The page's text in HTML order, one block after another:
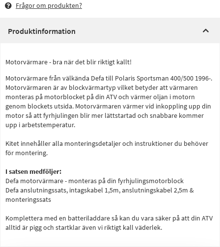
Frågor om produkten?
Produktinformation
Motorvärmare - bra när det blir riktigt kallt!
Motorvärmare från välkända Defa till Polaris Sportsman 400/500 1996-.
Motorvärmaren är av blockvärmartyp vilket betyder att värmaren
monteras på motorblocket på din ATV och värmer oljan i motorn
genom blockets utsida. Motorvärmaren värmer vid inkoppling upp din
motor så att fyrhjulingen blir mer lättstartad och snabbare kommer
upp i arbetstemperatur.
Kitet innehåller alla monteringsdetaljer och instruktioner du behöver
för montering.
I satsen medföljer:
Defa motorvärmare - monteras på din fyrhjulingsmotorblock
Defa anslutningssats, intagskabel 1,5m, anslutningskabel 2,5m &
monteringssats
Komplettera med en batteriladdare så kan du vara säker på att din ATV
alltid är pigg och startklar även vi riktigt kall väderlek.